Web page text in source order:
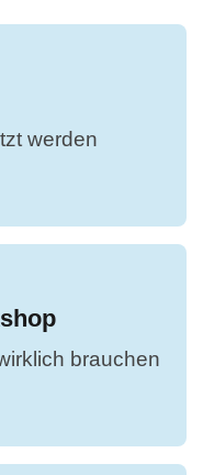
werden
brauchen